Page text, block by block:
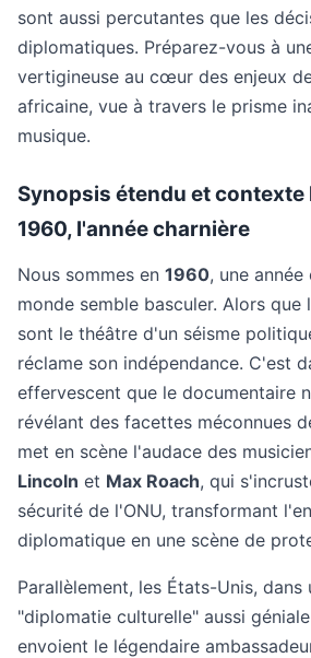
sont aussi percutantes que les
diplomatiques. Préparez-vous à
vertigineuse au cœur des enjeux
africaine, vue à travers le prisme
musique.
Synopsis étendu et
1960, l'année charnière
Nous sommes en 1960, une
monde semble basculer. Alors que
sont le théâtre d'un séisme
réclame son indépendance. C'est
effervescent que le documentaire
révélant des facettes méconnues
met en scène l'audace des
Lincoln et Max Roach, qui
sécurité de l'ONU, transformant
diplomatique en une scène de
Parallèlement, les États-Unis,
"diplomatie culturelle" aussi
envoient le légendaire